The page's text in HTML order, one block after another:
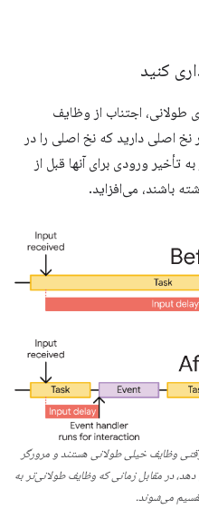
کنید
طولانی، اجتناب از وظایف
اصلی دارید که نخ اصلی را در
تأخیر ورودی برای آنها قبل از
باشند، می‌افزاید.
وظایف خیلی طولانی هستند و مرورگر
دهد، در مقابل زمانی که وظایف طولانی‌تر به
می‌شوند.